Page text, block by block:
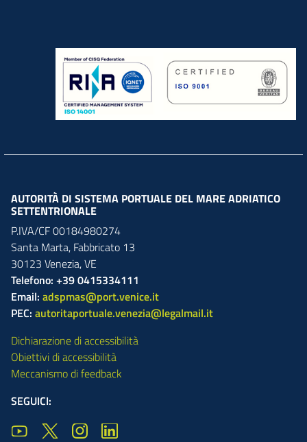
AUTORITÀ DI SISTEMA PORTUALE DEL MARE ADRIATICO
SETTENTRIONALE
P.IVA/CF 00184980274
Santa Marta, Fabbricato 13
30123 Venezia,VE
Telefono: +39 0415334111
Email: adspmas@port.venice.it
PEC: autoritaportuale.venezia@legalmail.it
Dichiarazione di accessibilità
Obiettivi di accessibilità
Meccanismo di feedback
SEGUICI: